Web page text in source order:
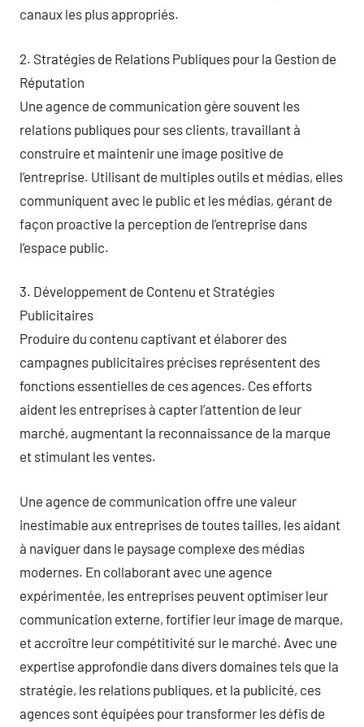
canaux les plus appropriés.
2. Stratégies de Relations Publiques pour la Gestion de
Réputation
Une agence de communication gère souvent les
relations publiques pour ses clients, travaillant à
construire et maintenir une image positive de
l’entreprise. Utilisant de multiples outils et médias, elles
communiquent avec le public et les médias, gérant de
façon proactive la perception de l’entreprise dans
l’espace public.
3. Développement de Contenu et Stratégies
Publicitaires
Produire du contenu captivant et élaborer des
campagnes publicitaires précises représentent des
fonctions essentielles de ces agences. Ces efforts
aident les entreprises à capter l’attention de leur
marché, augmentant la reconnaissance de la marque
et stimulant les ventes.
Une agence de communication offre une valeur
inestimable aux entreprises de toutes tailles, les aidant
à naviguer dans le paysage complexe des médias
modernes. En collaborant avec une agence
expérimentée, les entreprises peuvent optimiser leur
communication externe, fortifier leur image de marque,
et accroître leur compétitivité sur le marché. Avec une
expertise approfondie dans divers domaines tels que la
stratégie, les relations publiques, et la publicité, ces
agences sont équipées pour transformer les défis de